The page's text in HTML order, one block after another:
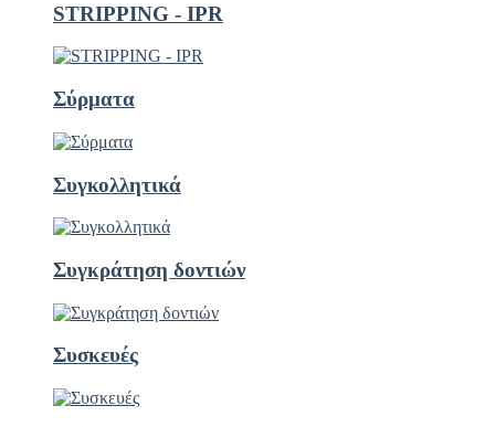
STRIPPING - ΙΡR
Σύρματα
Συγκολλητικά
Συγκράτηση δοντιών
Συσκευές